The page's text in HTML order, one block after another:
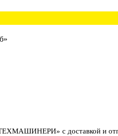
с доставкой и